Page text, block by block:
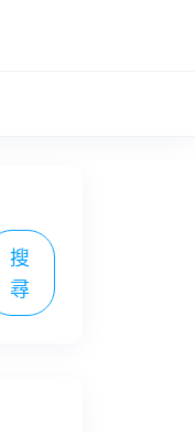
搜
尋